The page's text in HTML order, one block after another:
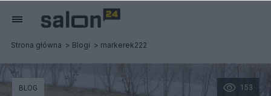
Strona główna Blogi markerek222
153
BLOG